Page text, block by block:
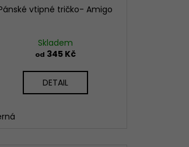
vtipné tričko- Amigo
Skladem
od 345 Kč
DETAIL